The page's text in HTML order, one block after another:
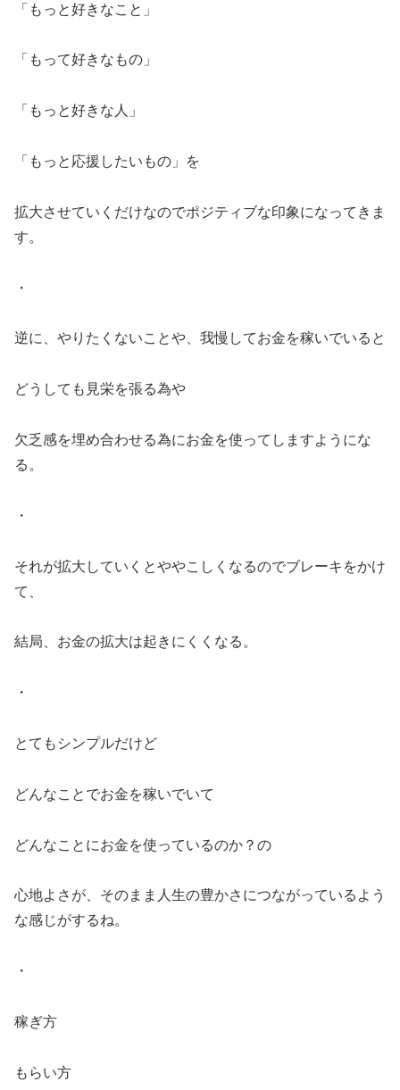
「もっと好きなこと」
「もって好きなもの」
「もっと好きな人」
「もっと応援したいもの」を
拡大させていくだけなのでポジティブな印象になってきま
す。
・
逆に、やりたくないことや、我慢してお金を稼いでいると
どうしても見栄を張る為や
欠乏感を埋め合わせる為にお金を使ってしますようにな
る。
・
それが拡大していくとややこしくなるのでブレーキをかけ
て、
結局、お金の拡大は起きにくくなる。
・
とてもシンプルだけど
どんなことでお金を稼いでいて
どんなことにお金を使っているのか？の
心地よさが、そのまま人生の豊かさにつながっているよう
な感じがするね。
・
稼ぎ方
もらい方